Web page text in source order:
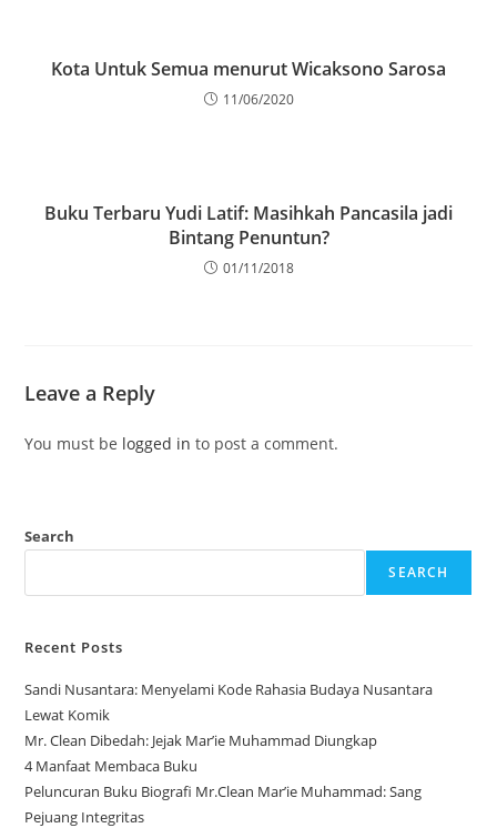
Kota Untuk Semua menurut Wicaksono Sarosa
11/06/2020
Buku Terbaru Yudi Latif: Masihkah Pancasila jadi
Bintang Penuntun?
01/11/2018
Leave a Reply
You must be logged in to post a comment.
Search
SEARCH
Recent Posts
Sandi Nusantara: Menyelami Kode Rahasia Budaya Nusantara
Lewat Komik
Mr. Clean Dibedah: Jejak Mar’ie Muhammad Diungkap
4 Manfaat Membaca Buku
Peluncuran Buku Biografi Mr.Clean Mar’ie Muhammad: Sang
Pejuang Integritas